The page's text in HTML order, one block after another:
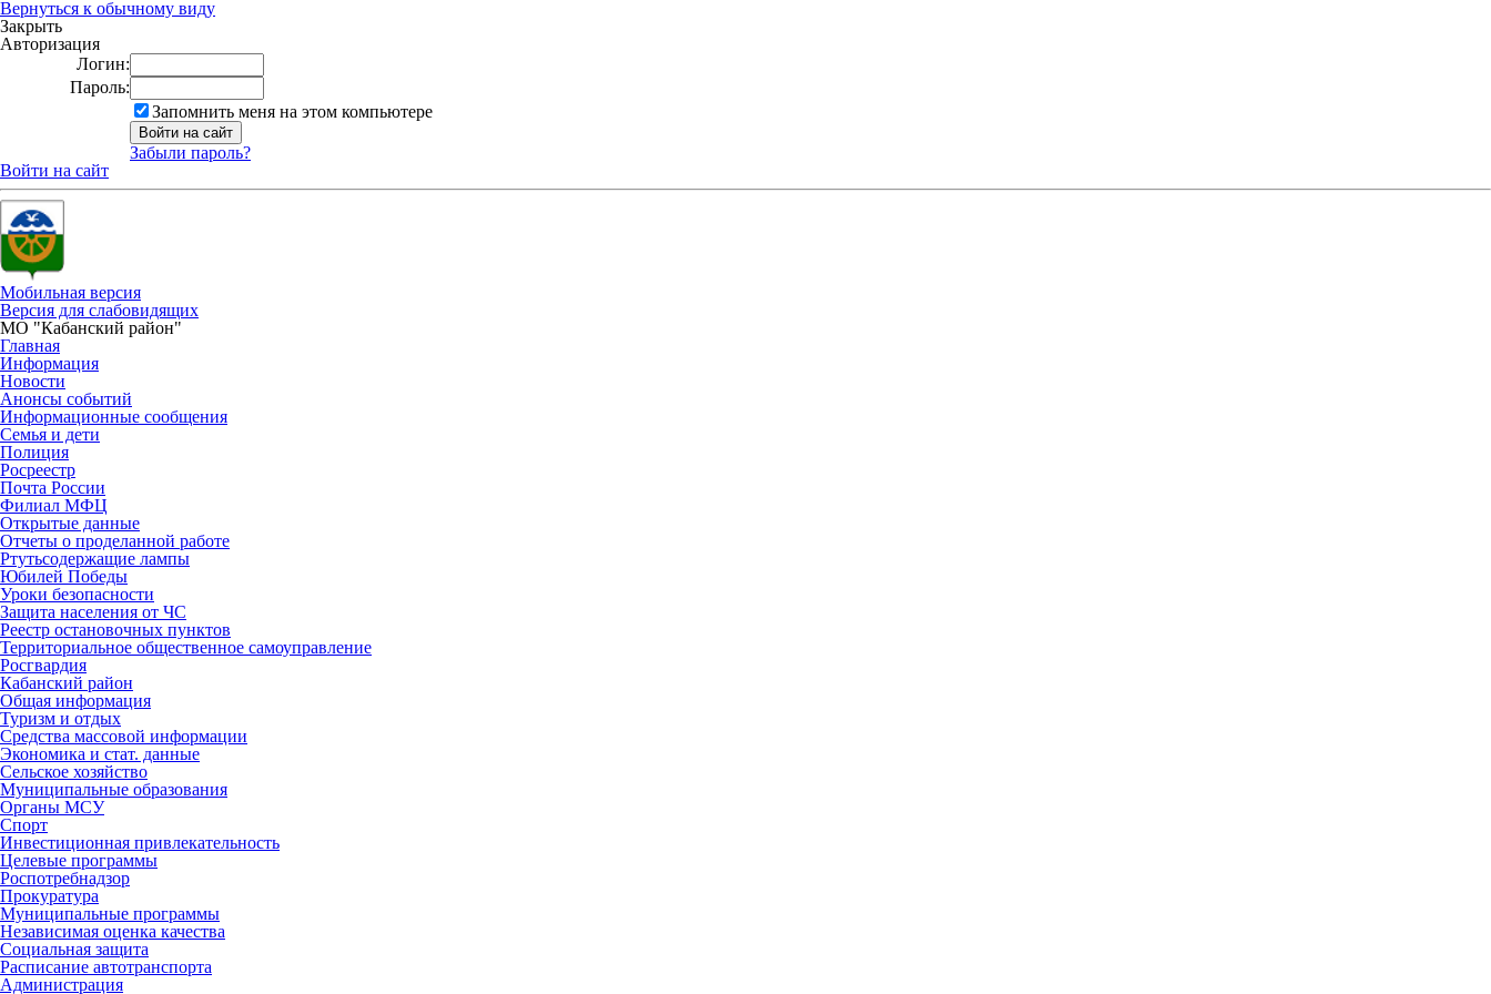
Вернуться к обычному виду
Закрыть
Авторизация
Логин:
Пароль:
Запомнить меня на этом компьютере
Забыли пароль?
Войти на сайт
Мобильная версия
Версия для слабовидящих
МО "Кабанский район"
Главная
Информация
Новости
Анонсы событий
Информационные сообщения
Семья и дети
Полиция
Росреестр
Почта России
Филиал МФЦ
Открытые данные
Отчеты о проделанной работе
Ртутьсодержащие лампы
Юбилей Победы
Уроки безопасности
Защита населения от ЧС
Реестр остановочных пунктов
Территориальное общественное самоуправление
Росгвардия
Кабанский район
Общая информация
Туризм и отдых
Средства массовой информации
Экономика и стат. данные
Сельское хозяйство
Муниципальные образования
Органы МСУ
Спорт
Инвестиционная привлекательность
Целевые программы
Роспотребнадзор
Прокуратура
Муниципальные программы
Независимая оценка качества
Социальная защита
Расписание автотранспорта
Администрация